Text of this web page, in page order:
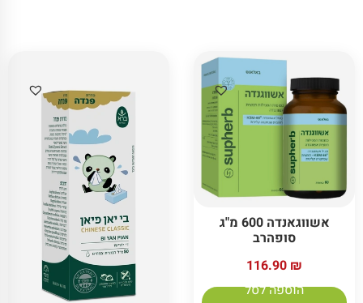
אשווגאנדה 600 מ"ג
סופהרב
116.90 ₪
הוספה לסל